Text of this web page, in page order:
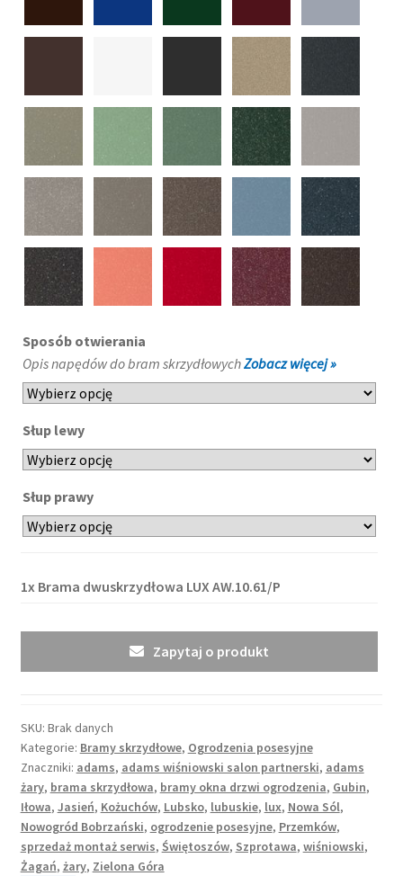
Sposób otwierania
Opis napędów do bram skrzydłowychZobacz więcej »
Słup lewy
Słup prawy
1x Brama dwuskrzydłowa LUX AW.10.61/P
Zapytaj o produkt
SKU: Brak danych
Kategorie: Bramy skrzydłowe, Ogrodzenia posesyjne
Znaczniki: adams, adams wiśniowski salon partnerski, adams
żary, brama skrzydłowa, bramy okna drzwi ogrodzenia, Gubin,
Iłowa, Jasień, Kożuchów, Lubsko, lubuskie, lux, Nowa Sól,
Nowogród Bobrzański, ogrodzenie posesyjne, Przemków,
sprzedaż montaż serwis, Świętoszów, Szprotawa, wiśniowski,
Żagań, żary, Zielona Góra